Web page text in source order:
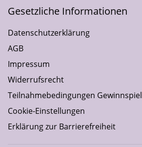
Gesetzliche Informationen
Datenschutzerklärung
AGB
Impressum
Widerrufsrecht
Teilnahmebedingungen Gewinnspiel
Cookie-Einstellungen
Erklärung zur Barrierefreiheit